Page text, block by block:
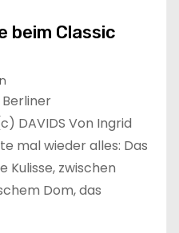
beim Classic
DAVIDS Von Ingrid
mal wieder alles: Das
Kulisse, zwischen
Dom, das